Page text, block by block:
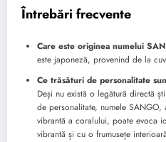
Întrebări frecvente
Care este originea numelui
este japoneză, provenind de la
Ce trăsături de personalitate
Deși nu există o legătură directă
de personalitate, numele
vibrantă a coralului, poate evoca
vibrantă și cu o frumusețe